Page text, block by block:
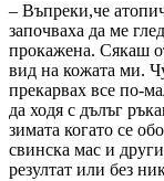
– Въпреки,че
започваха да ме
прокажена. Сякаш
вид на кожата ми.
прекарвах все по-
да ходя с дълъг
зимата когато се
свинска мас и
резултат или без